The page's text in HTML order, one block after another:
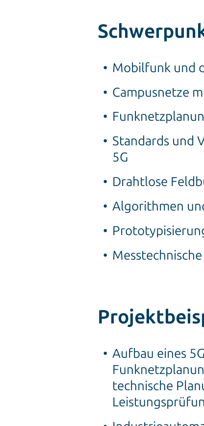
Mobilfunk und
Campusnetze
Standards und
5G
Drahtlose
Algorithmen
Aufbau eines
technische